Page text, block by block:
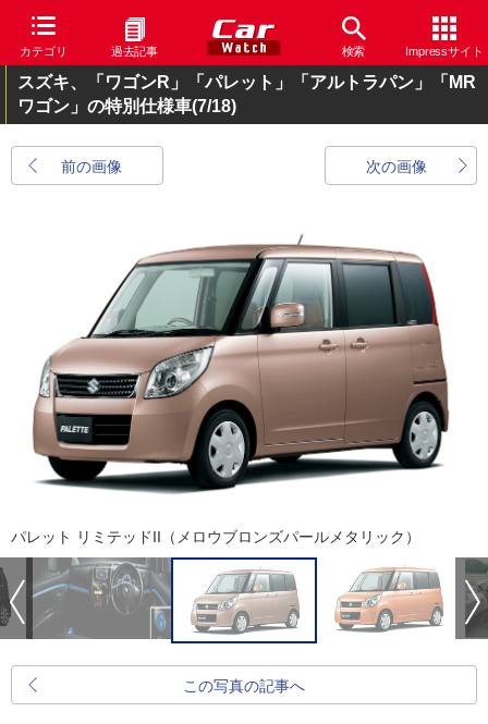
カテゴリ 過去記事 検索 Impressサイト
スズキ、「ワゴンR」「パレット」「アルトラパン」「MR
ワゴン」の特別仕様車(7/18)
前の画像 次の画像
パレット リミテッドII（メロウブロンズパールメタリック）
この写真の記事へ